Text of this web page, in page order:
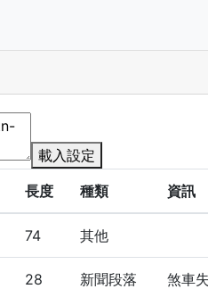
載入設定
長度 種類 資訊
74 其他
28 新聞段落 煞車